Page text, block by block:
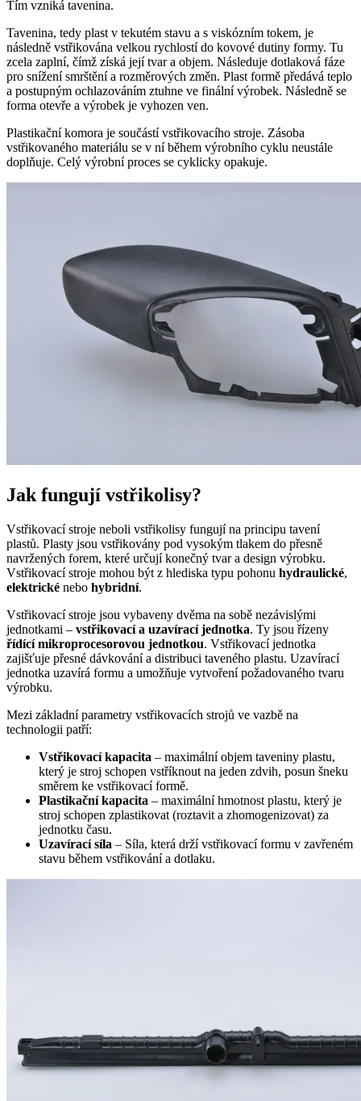
Tím vzniká tavenina.
Tavenina, tedy plast v tekutém stavu a s viskózním tokem, je
následně vstřikována velkou rychlostí do kovové dutiny formy. Tu
zcela zaplní, čímž získá její tvar a objem. Následuje dotlaková fáze
pro snížení smrštění a rozměrových změn. Plast formě předává teplo
a postupným ochlazováním ztuhne ve finální výrobek. Následně se
forma otevře a výrobek je vyhozen ven.
Plastikační komora je součástí vstřikovacího stroje. Zásoba
vstřikovaného materiálu se v ní během výrobního cyklu neustále
doplňuje. Celý výrobní proces se cyklicky opakuje.
Jak fungují vstřikolisy?
Vstřikovací stroje neboli vstřikolisy fungují na principu tavení
plastů. Plasty jsou vstřikovány pod vysokým tlakem do přesně
navržených forem, které určují konečný tvar a design výrobku.
Vstřikovací stroje mohou být z hlediska typu pohonu hydraulické,
elektrické nebo hybridní.
Vstřikovací stroje jsou vybaveny dvěma na sobě nezávislými
jednotkami – vstřikovací a uzavírací jednotka. Ty jsou řízeny
řídící mikroprocesorovou jednotkou. Vstřikovací jednotka
zajišťuje přesné dávkování a distribuci taveného plastu. Uzavírací
jednotka uzavírá formu a umožňuje vytvoření požadovaného tvaru
výrobku.
Mezi základní parametry vstřikovacích strojů ve vazbě na
technologii patří:
Vstřikovací kapacita – maximální objem taveniny plastu,
který je stroj schopen vstříknout na jeden zdvih, posun šneku
směrem ke vstřikovací formě.
Plastikační kapacita – maximální hmotnost plastu, který je
stroj schopen zplastikovat (roztavit a zhomogenizovat) za
jednotku času.
Uzavírací síla – Síla, která drží vstřikovací formu v zavřeném
stavu během vstřikování a dotlaku.